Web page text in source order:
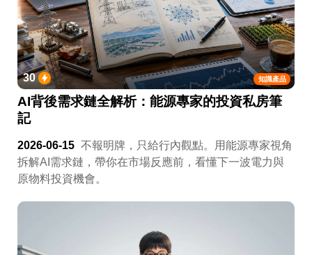
知識產品
30
AI背後需求鏈全解析：能源專家的投資私房筆
記
2026-06-15 不報明牌，只給行內觀點。用能源專家視角
拆解AI需求鏈，帶你在市場反應前，看懂下一波電力與
原物料投資機會。